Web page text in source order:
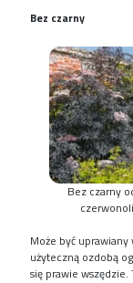
Bez czarny
Bez czarny
Może być
użyteczną ozdobą
się prawie